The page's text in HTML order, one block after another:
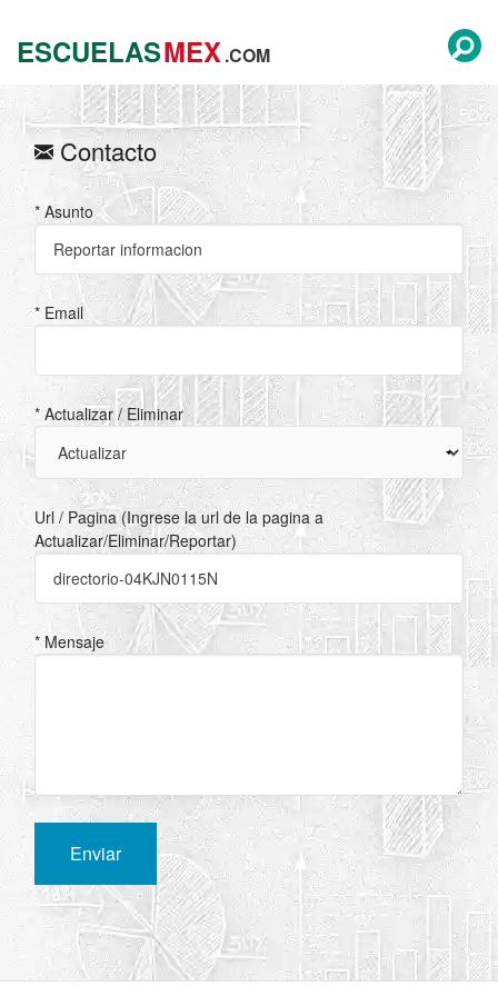
ESCUELASMEX.COM
Contacto
* Asunto
* Email
* Actualizar / Eliminar
Url / Pagina (Ingrese la url de la pagina a
Actualizar/Eliminar/Reportar)
* Mensaje
Enviar